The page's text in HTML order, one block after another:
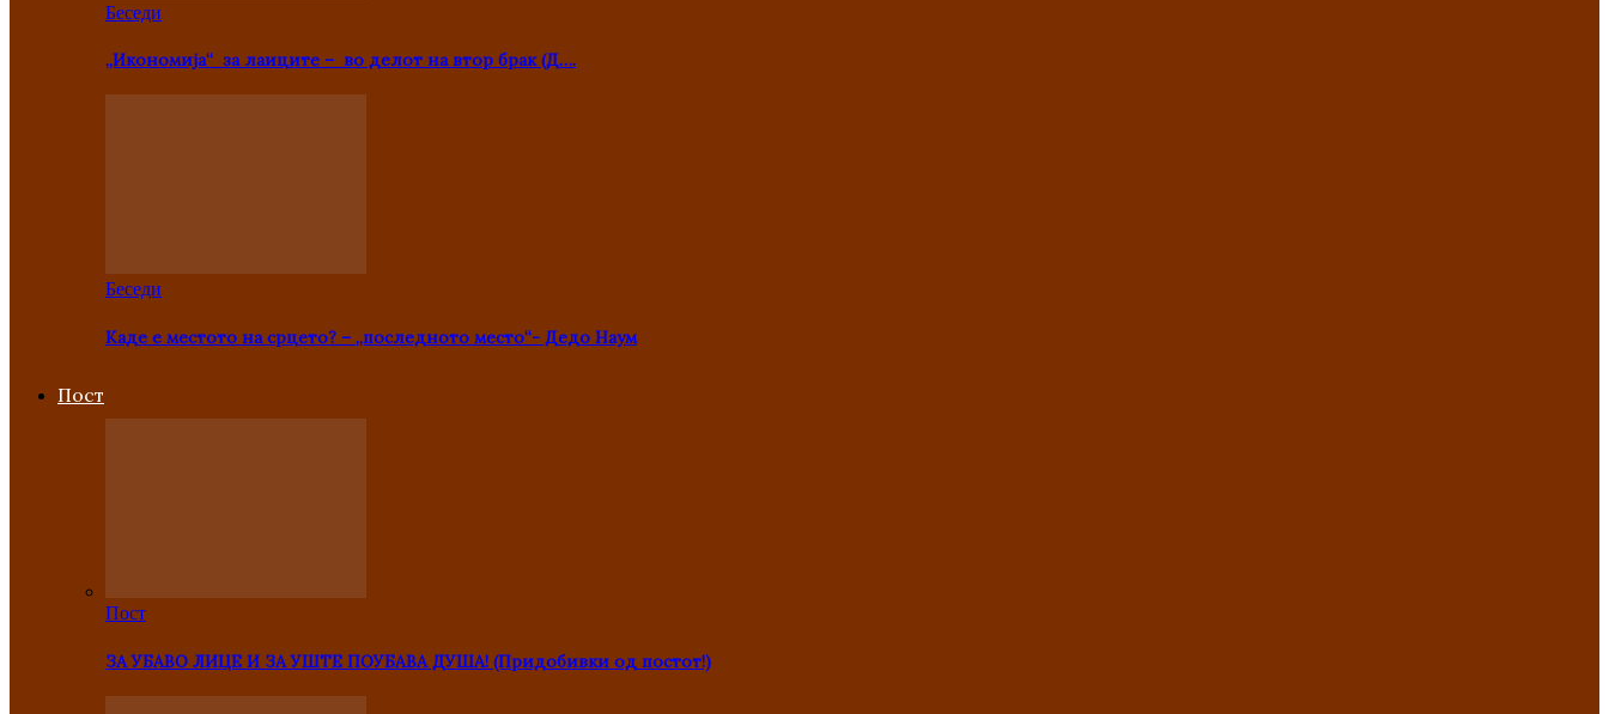
Беседи
„Икономија“ за лаиците – во делот на втор брак (Д….
Беседи
Каде е местото на срцето? – „последното место“- Дедо Наум
Пост
Пост
ЗА УБАВО ЛИЦЕ И ЗА УШТЕ ПОУБАВА ДУША! (Придобивки од постот!)